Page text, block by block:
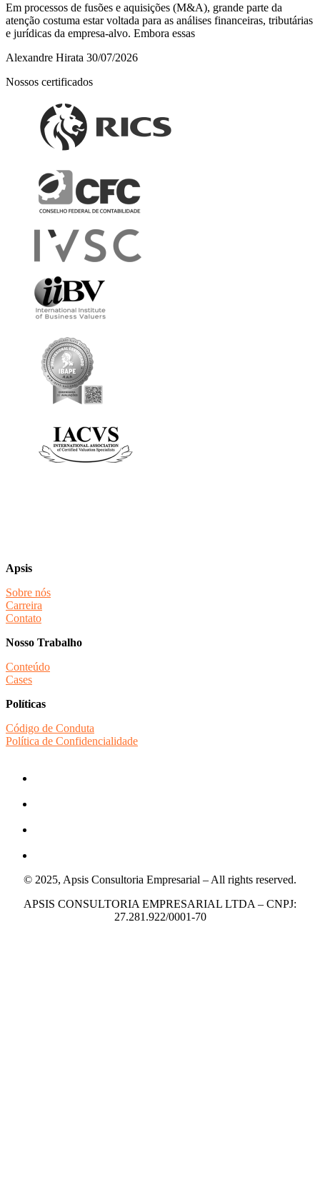
Em processos de fusões e aquisições (M&A), grande parte da
atenção costuma estar voltada para as análises financeiras, tributárias
e jurídicas da empresa-alvo. Embora essas
Alexandre Hirata 30/07/2026
Nossos certificados
Apsis
Sobre nós
Carreira
Contato
Nosso Trabalho
Conteúdo
Cases
Políticas
Código de Conduta
Política de Confidencialidade
© 2025, Apsis Consultoria Empresarial – All rights reserved.
APSIS CONSULTORIA EMPRESARIAL LTDA – CNPJ:
27.281.922/0001-70